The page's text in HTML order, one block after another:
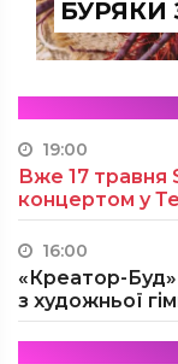
БУРЯКИ
19:00
Вже 17 травня
концертом у
16:00
«Креатор-
з художньої